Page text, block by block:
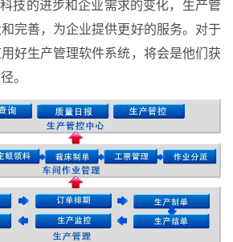
技的进步和企业需求的变化，生产管
完善，为企业提供更好的服务。对于
好生产管理软件系统，将会是他们获
。